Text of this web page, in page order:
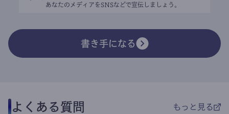
あなたのメディアをSNSなどで宣伝しましょう。
書き手になる
よくある質問 もっと見る